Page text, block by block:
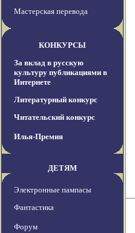
Мастерская перевода
КОНКУРСЫ
За вклад в русскую
культуру публикациями в
Интернете
Литературный конкурс
Читательский конкурс
Илья-Премия
ДЕТЯМ
Электронные пампасы
Фантастика
Форум